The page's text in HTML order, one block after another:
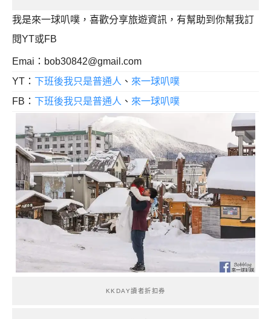
我是來一球叭噗，喜歡分享旅遊資訊，有幫助到你幫我訂
閱YT或FB
Emai： bob30842@gmail.com
YT： 下班後我只是普通人 、 來一球叭噗
FB： 下班後我只是普通人 、 來一球叭噗
KKDAY讀者折扣券